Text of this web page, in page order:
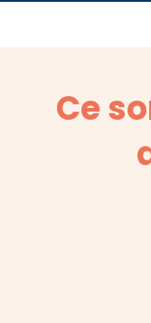
Ce